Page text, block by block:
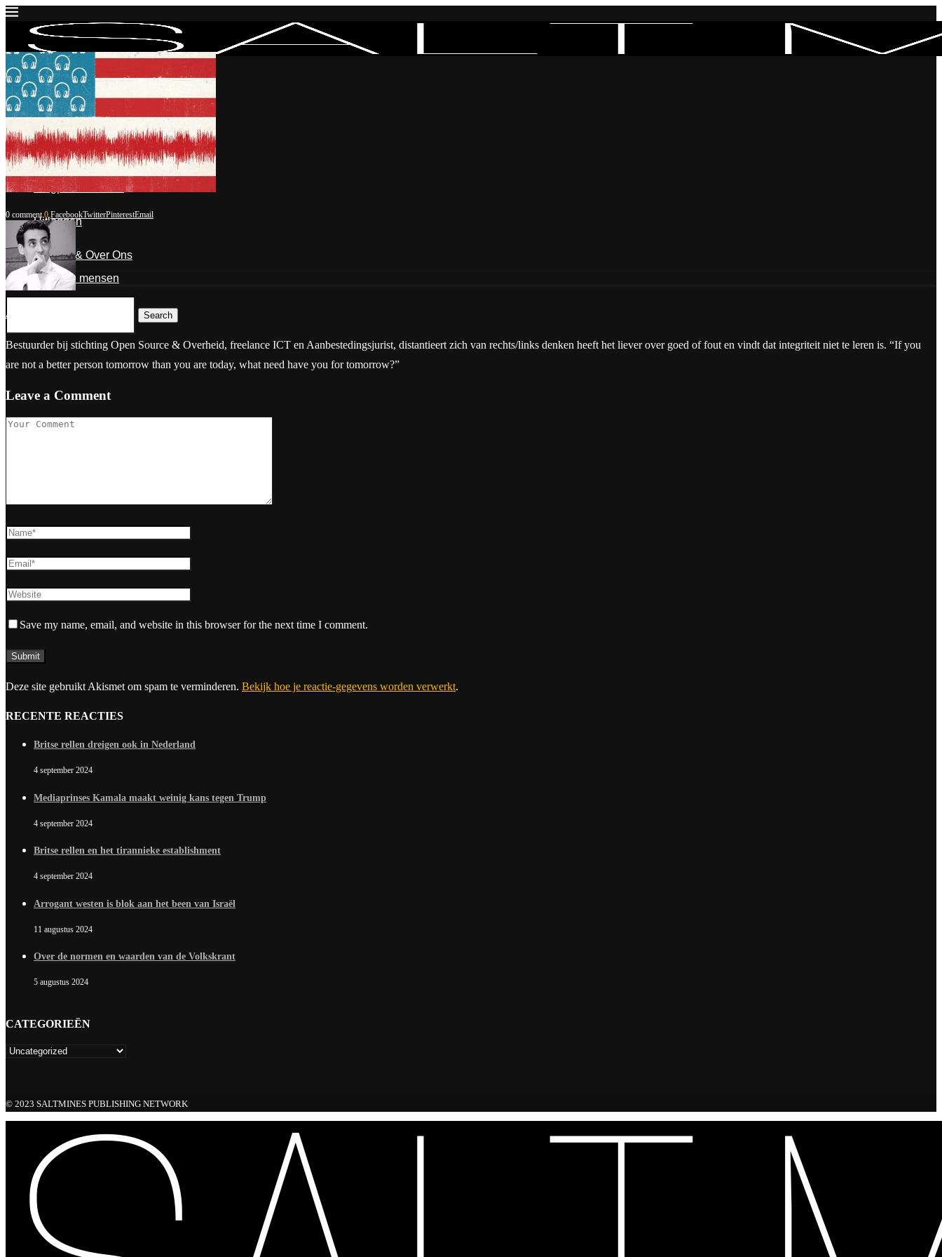
Inloggen
Mijn account
Mijn blogposts
Blogpost indienen
Uitloggen
Contact & Over Ons
De mensen
Search
0 comment 0 FacebookTwitterPinterestEmail
Ahmed Aarad
Bestuurder bij stichting Open Source & Overheid, freelance ICT en Aanbestedingsjurist, distantieert zich van rechts/links denken heeft het liever over goed of fout en vindt dat integriteit niet te leren is. “If you
are not a better person tomorrow than you are today, what need have you for tomorrow?”
Leave a Comment
Save my name, email, and website in this browser for the next time I comment.
Deze site gebruikt Akismet om spam te verminderen. Bekijk hoe je reactie-gegevens worden verwerkt.
RECENTE REACTIES
Britse rellen dreigen ook in Nederland
4 september 2024
Mediaprinses Kamala maakt weinig kans tegen Trump
4 september 2024
Britse rellen en het tirannieke establishment
4 september 2024
Arrogant westen is blok aan het been van Israël
11 augustus 2024
Over de normen en waarden van de Volkskrant
5 augustus 2024
CATEGORIEËN
© 2023 SALTMINES PUBLISHING NETWORK